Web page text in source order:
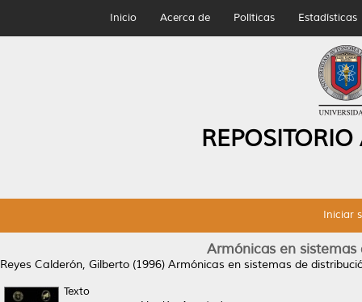
Inicio Acerca de Políticas Estadísticas
Iniciar
Armónicas en
Reyes Calderón, Gilberto (1996) Armónicas en sistemas de
Texto